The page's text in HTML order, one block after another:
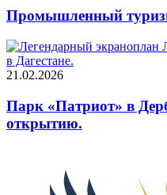
Промышленный
21.02.2026
Парк «Патриот» в
открытию.